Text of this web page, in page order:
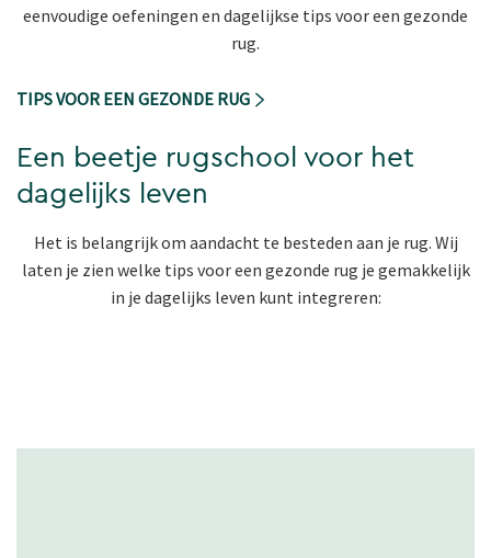
eenvoudige oefeningen en dagelijkse tips voor een gezonde
rug.
TIPS VOOR EEN GEZONDE RUG
Een beetje rugschool voor het
dagelijks leven
Het is belangrijk om aandacht te besteden aan je rug. Wij
laten je zien welke tips voor een gezonde rug je gemakkelijk
in je dagelijks leven kunt integreren: